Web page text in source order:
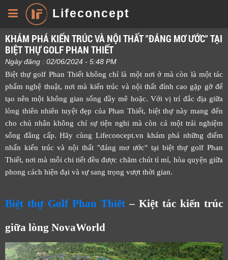
Lifeconcept
KHÁM PHÁ KIẾN TRÚC VÀ NỘI THẤT "ĐÁNG MƠ ƯỚC" TẠI
BIỆT THỰ GOLF PHAN THIẾT
Ngày đăng : 02/06/2024 - 5:48 PM
Biệt thự golf Phan Thiết không chỉ là một nơi ở mà còn là một tác
phẩm nghệ thuật, nơi mà kiến trúc và nội thất đỉnh cao gặp gỡ để
tạo nên một không gian sống đầy mê hoặc. Với vị trí đắc địa giữa
lòng thiên nhiên tuyệt đẹp của Phan Thiết, biệt thự này mang đến
cho chủ nhân không chỉ sự tiện nghi mà còn cả một trải nghiệm
sống đẳng cấp. Hãy cùng Lifeconcept.vn khám phá những điểm
nhấn kiến trúc và nội thất "đáng mơ ước" tại biệt thự golf Phan
Thiết, nơi mà mỗi chi tiết đều được chăm chút tỉ mỉ, hòa quyện giữa
phong cách hiện đại và sự sang trọng vượt thời gian.
Biệt thự Golf Phan Thiết – Kiệt tác kiến trúc
giữa lòng NovaWorld